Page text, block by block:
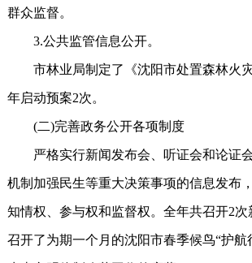
群众监督。
3.公共监管信息公开。
市林业局制定了《沈阳市处置森林火
年启动预案2次。
(二)完善政务公开各项制度
严格实行新闻发布会、听证会和论证
机制加强民生等重大决策事项的信息发布
知情权、参与权和监督权。全年共召开2次
召开了为期一个月的沈阳市春季候鸟“护航